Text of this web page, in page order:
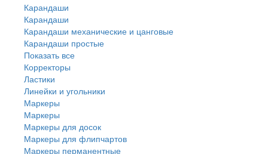
Карандаши
Карандаши
Карандаши механические и цанговые
Карандаши простые
Показать все
Корректоры
Ластики
Линейки и угольники
Маркеры
Маркеры
Маркеры для досок
Маркеры для флипчартов
Маркеры перманентные